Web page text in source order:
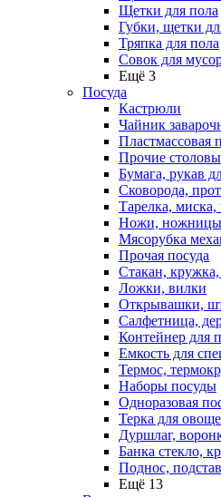
Щетки для пола
Губки, щетки
Тряпка для пола
Совок для
Ещё 3
Посуда
Кастрюли
Чайник
Пластмассовая
Прочие
Бумага, рукав
Сковорода,
Тарелка, миска,
Ножи, ножницы
Мясорубка
Прочая посуда
Стакан, кружка,
Ложки, вилки
Открывашки,
Салфетница,
Контейнер для
Емкость для
Термос,
Наборы посуды
Одноразовая
Терка для
Дуршлаг,
Банка стекло,
Поднос,
Ещё 13